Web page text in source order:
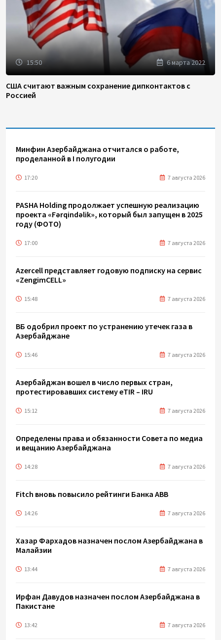
15:50 6 марта 2022
США считают важным сохранение дипконтактов с
Россией
Минфин Азербайджана отчитался о работе,
проделанной в I полугодии
17:20 7 августа 2026
PASHA Holding продолжает успешную реализацию
проекта «Fərqindəlik», который был запущен в 2025
году (ФОТО)
17:00 7 августа 2026
Azercell представляет годовую подписку на сервис
«ZengimCELL»
15:48 7 августа 2026
ВБ одобрил проект по устранению утечек газа в
Азербайджане
15:46 7 августа 2026
Азербайджан вошел в число первых стран,
протестировавших систему eTIR – IRU
15:12 7 августа 2026
Определены права и обязанности Совета по медиа
и вещанию Азербайджана
14:28 7 августа 2026
Fitch вновь повысило рейтинги Банка ABB
14:26 7 августа 2026
Хазар Фархадов назначен послом Азербайджана в
Малайзии
13:44 7 августа 2026
Ирфан Давудов назначен послом Азербайджана в
Пакистане
13:42 7 августа 2026